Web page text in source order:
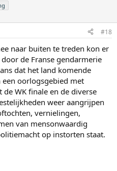
#18
naar buiten te treden kon er
de Franse gendarmerie
dat het land komende
oorlogsgebied met
WK finale en de diverse
weer aangrijpen
vernielingen,
van mensonwaardig
op instorten staat.